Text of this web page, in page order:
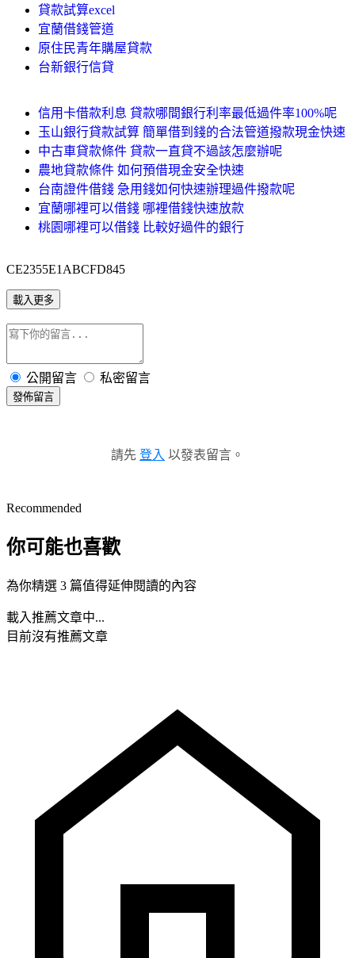
貸款試算excel
宜蘭借錢管道
原住民青年購屋貸款
台新銀行信貸
信用卡借款利息 貸款哪間銀行利率最低過件率100%呢
玉山銀行貸款試算 簡單借到錢的合法管道撥款現金快速
中古車貸款條件 貸款一直貸不過該怎麼辦呢
農地貸款條件 如何預借現金安全快速
台南證件借錢 急用錢如何快速辦理過件撥款呢
宜蘭哪裡可以借錢 哪裡借錢快速放款
桃園哪裡可以借錢 比較好過件的銀行
CE2355E1ABCFD845
載入更多
公開留言 私密留言
發佈留言
請先 登入 以發表留言。
Recommended
你可能也喜歡
為你精選 3 篇值得延伸閱讀的內容
載入推薦文章中...
目前沒有推薦文章